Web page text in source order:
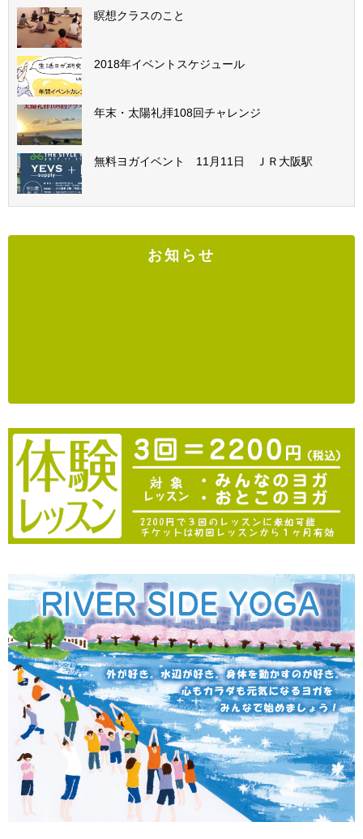
瞑想クラスのこと
2018年イベントスケジュール
年末・太陽礼拝108回チャレンジ
無料ヨガイベント 11月11日 ＪＲ大阪駅
お知らせ